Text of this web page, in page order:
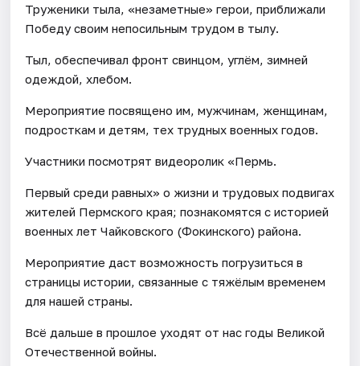
Труженики тыла, «незаметные» герои, приближали
Победу своим непосильным трудом в тылу.
Тыл, обеспечивал фронт свинцом, углём, зимней
одеждой, хлебом.
Мероприятие посвящено им, мужчинам, женщинам,
подросткам и детям, тех трудных военных годов.
Участники посмотрят видеоролик «Пермь.
Первый среди равных» о жизни и трудовых подвигах
жителей Пермского края; познакомятся с историей
военных лет Чайковского (Фокинского) района.
Мероприятие даст возможность погрузиться в
страницы истории, связанные с тяжёлым временем
для нашей страны.
Всё дальше в прошлое уходят от нас годы Великой
Отечественной войны.